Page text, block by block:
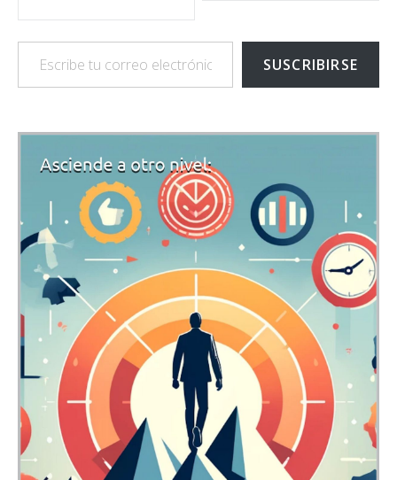
Escribe tu correo electrónico…
SUSCRIBIRSE